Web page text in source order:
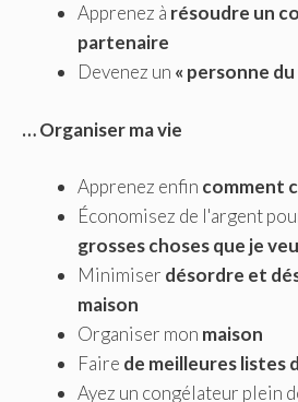
Apprenez à résoudre un
partenaire
Devenez un « personne du
… Organiser ma vie
Apprenez enfin comment
Économisez de l'argent
grosses choses que je
Minimiser désordre et
maison
Organiser mon maison
Faire de meilleures listes
Ayez un congélateur plein